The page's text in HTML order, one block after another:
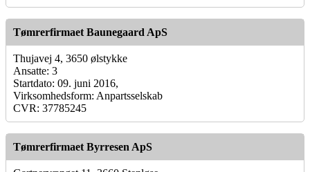
Tømrerfirmaet Baunegaard ApS
Thujavej 4, 3650 ølstykke
Ansatte: 3
Startdato: 09. juni 2016,
Virksomhedsform: Anpartsselskab
CVR: 37785245
Tømrerfirmaet Byrresen ApS